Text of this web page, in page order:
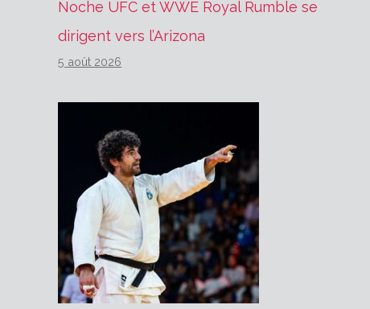
Noche UFC et WWE Royal Rumble se
dirigent vers l’Arizona
5 août 2026